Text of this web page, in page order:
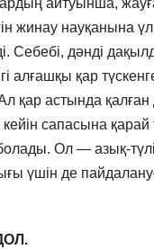
айтуынша,
жинау науқанына
Себебі, дәнді
алғашқы қар
қар астында
кейін сапасына қарай
Ол — азық-
үшін де